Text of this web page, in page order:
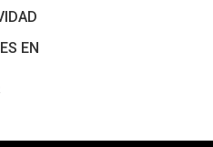
EN